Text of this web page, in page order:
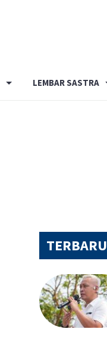
LEMBAR SASTRA
TERBARU